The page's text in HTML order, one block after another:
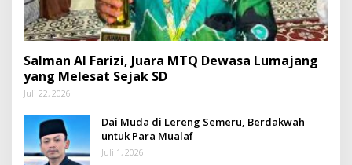
Salman Al Farizi, Juara MTQ Dewasa Lumajang
yang Melesat Sejak SD
Juli 22, 2026
Dai Muda di Lereng Semeru, Berdakwah
untuk Para Mualaf
Juli 1, 2026